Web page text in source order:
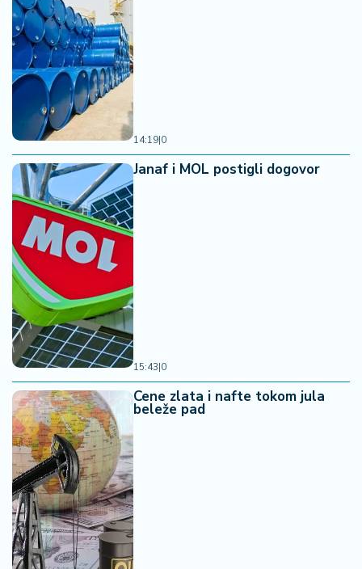
14:19|0
Janaf i MOL postigli dogovor
15:43|0
Cene zlata i nafte tokom jula
beleže pad